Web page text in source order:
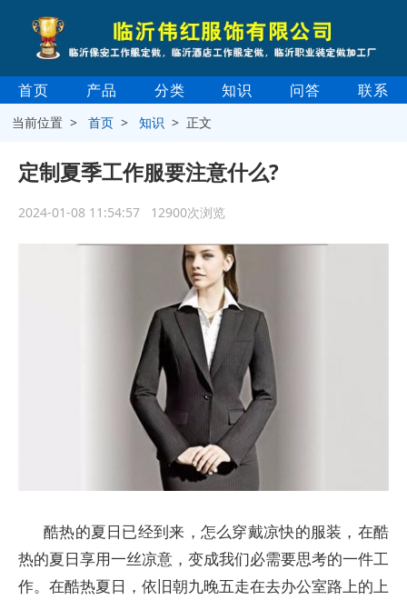
首页 产品 分类 知识 问答 联系
当前位置 >首页 >知识 > 正文
定制夏季工作服要注意什么?
2024-01-08 11:54:57 12900次浏览
酷热的夏日已经到来，怎么穿戴凉快的服装，在酷
热的夏日享用一丝凉意，变成我们必需要思考的一件工
作。在酷热夏日，依旧朝九晚五走在去办公室路上的上